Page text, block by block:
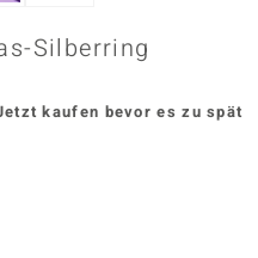
Silberring
kaufen bevor es zu spät